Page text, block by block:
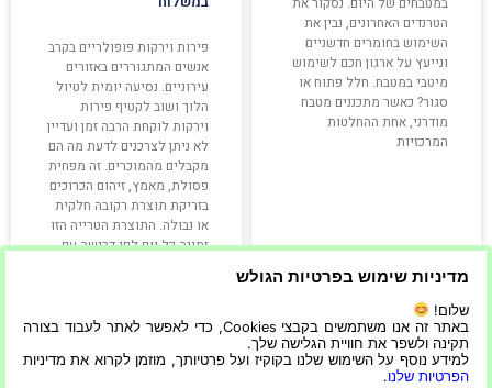
הטרנדים האחרונים, נבין את
השימוש בחומרים חדשניים
ונייעץ על ארגון חכם לשימוש
מיטבי במטבח. חלל פתוח או
סגור? כאשר מתכננים מטבח
מודרני, אחת ההחלטות
המרכזיות
קרא עוד »
23/05/2025
פירות וירקות פופולריים בקרב
אנשים המתגוררים באזורים
עירוניים. נסיעה יומית לטיול
הלוך ושוב לקטיף פירות
וירקות לוקחת הרבה זמן ועדיין
לא ניתן לצרכנים לדעת מה הם
מקבלים מהמוכרים. זה מפחית
פסולת, מאמץ, זיהום הכרוכים
בזריקת תוצרת רקובה חלקית
או נבולה. התוצרת הטרייה הזו
זמינה כל יום לפי דרישה עם
קרא עוד »
מדיניות שימוש בפרטיות הגולש
שלום!
באתר זה אנו משתמשים בקבצי Cookies, כדי לאפשר לאתר לעבוד בצורה
תקינה ולשפר את חוויית הגלישה שלך.
למידע נוסף על השימוש שלנו בקוקיז ועל פרטיותך, מוזמן לקרוא את מדיניות
הפרטיות שלנו.